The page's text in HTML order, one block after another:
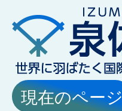
現在のページ